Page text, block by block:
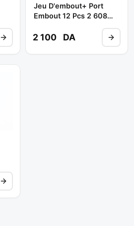
Jeu D'embout+ Port
Embout 12 Pcs 2 608
2 100 DA